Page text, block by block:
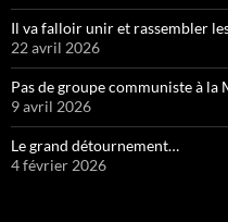
Il va falloir unir et rassembler
22 avril 2026
Pas de groupe communiste à la
9 avril 2026
Le grand détournement…
4 février 2026